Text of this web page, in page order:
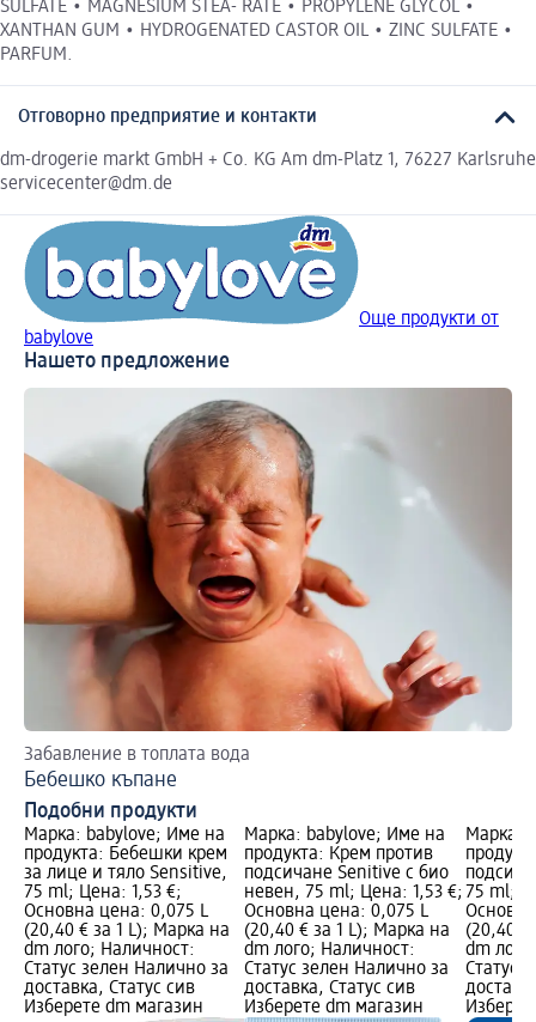
SULFATE • MAGNESIUM STEA- RATE • PROPYLENE GLYCOL •
XANTHAN GUM • HYDROGENATED CASTOR OIL • ZINC SULFATE •
PARFUM.
Отговорно предприятие и контакти
dm-drogerie markt GmbH + Co. KG Am dm-Platz 1, 76227 Karlsruhe
servicecenter@dm.de
Още продукти от
babylove
Нашето предложение
Забавление в топлата вода
Бебешко къпане
Подобни продукти
Марка: babylove; Име на
продукта: Бебешки крем
за лице и тяло Sensitive,
75 ml; Цена: 1,53 €;
Основна цена: 0,075 L
(20,40 € за 1 L); Марка на
dm лого; Наличност:
Статус зелен Налично за
доставка, Статус сив
Изберете dm магазин
Марка: babylove; Име на
продукта: Крем против
подсичане Senitive с био
невен, 75 ml; Цена: 1,53 €;
Основна цена: 0,075 L
(20,40 € за 1 L); Марка на
dm лого; Наличност:
Статус зелен Налично за
доставка, Статус сив
Изберете dm магазин
Марка:
75 ml;
(20,40 €
dm
Статус